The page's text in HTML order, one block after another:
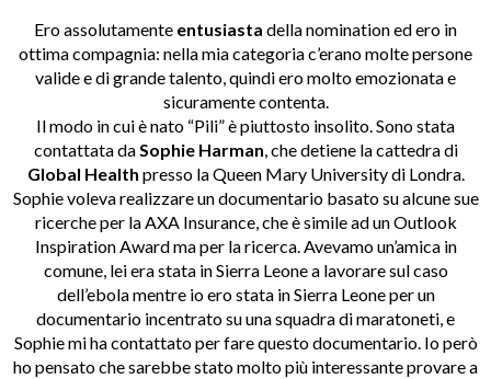
Ero assolutamente entusiasta della nomination ed ero in
ottima compagnia: nella mia categoria c’erano molte persone
valide e di grande talento, quindi ero molto emozionata e
sicuramente contenta.
Il modo in cui è nato “Pili” è piuttosto insolito. Sono stata
contattata daSophie Harman, che detiene la cattedra di
Global Health presso la Queen Mary University di Londra.
Sophie voleva realizzare un documentario basato su alcune sue
ricerche per la AXA Insurance, che è simile ad un Outlook
Inspiration Award ma per la ricerca. Avevamo un’amica in
comune, lei era stata in Sierra Leone a lavorare sul caso
dell’ebola mentre io ero stata in Sierra Leone per un
documentario incentrato su una squadra di maratoneti, e
Sophie mi ha contattato per fare questo documentario. Io però
ho pensato che sarebbe stato molto più interessante provare a